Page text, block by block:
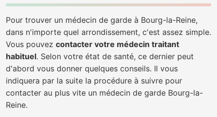
Pour trouver un médecin de garde à Bourg-la-Reine,
dans n'importe quel arrondissement, c'est assez simple.
Vous pouvez contacter votre médecin traitant
habituel. Selon votre état de santé, ce dernier peut
d'abord vous donner quelques conseils. Il vous
indiquera par la suite la procédure à suivre pour
contacter au plus vite un médecin de garde Bourg-la-
Reine.